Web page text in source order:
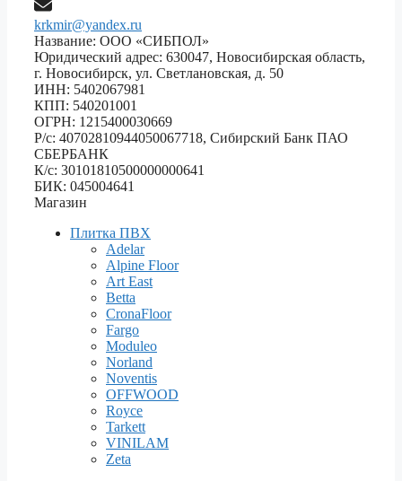
krkmir@yandex.ru
Название: ООО «СИБПОЛ»
Юридический адрес: 630047, Новосибирская область,
г. Новосибирск, ул. Светлановская, д. 50
ИНН: 5402067981
КПП: 540201001
ОГРН: 1215400030669
Р/с: 40702810944050067718, Сибирский Банк ПАО
СБЕРБАНК
К/с: 30101810500000000641
БИК: 045004641
Магазин
Плитка ПВХ
Adelar
Alpine Floor
Art East
Betta
CronaFloor
Fargo
Moduleo
Norland
Noventis
OFFWOOD
Royce
Tarkett
VINILAM
Zeta